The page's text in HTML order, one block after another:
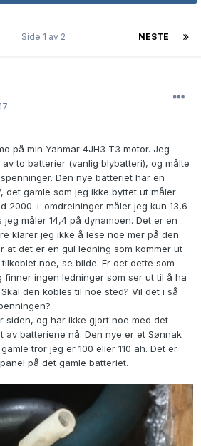
NESTE
Side 1 av 2
på min Yanmar 4JH3 T3 motor. Jeg
to batterier (vanlig blybatteri), og målte
Den nye batteriet har en
det gamle som jeg ikke byttet ut måler
2000 + omdreininger måler jeg kun 13,6
måler 14,4 på dynamoen. Det er en
klarer jeg ikke å lese noe mer på den.
at det er en gul ledning som kommer ut
noe, se bilde. Er det dette som
finner ingen ledninger som ser ut til å ha
den kobles til noe sted? Vil det i så
siden, og har ikke gjort noe med det
av batteriene nå. Den nye er et Sønnak
tror jeg er 100 eller 110 ah. Det er
på det gamle batteriet.